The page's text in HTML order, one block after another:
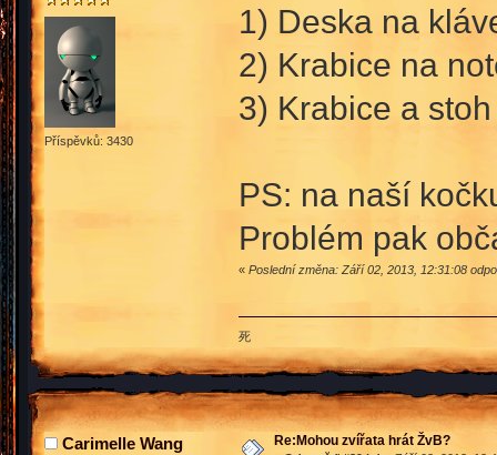
Příspěvků: 3430
1) Deska na
2) Krabice na
3) Krabice a
PS: na naší
Problém pak
« Poslední změna: Září 02, 2013, 12:31:08
死
Carimelle Wang Re:Mohou zvířata hrát ŽvB?